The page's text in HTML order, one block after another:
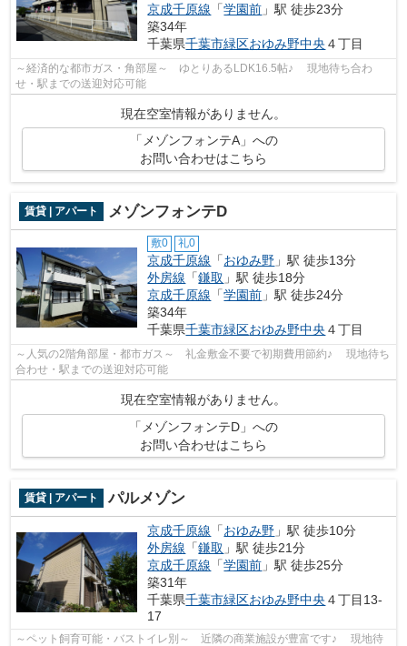
京成千原線 「学園前 」駅 徒歩23分
築34年
千葉県千葉市緑区おゆみ野中央 ４丁目
～経済的な都市ガス・角部屋～ ゆとりあるLDK16.5帖♪ 現地待ち合わ
せ・駅までの送迎対応可能
現在空室情報がありません。
「メゾンフォンテA」への
お問い合わせはこちら
賃貸 | アパート メゾンフォンテD
敷0 礼0
京成千原線 「おゆみ野 」駅 徒歩13分
外房線 「鎌取 」駅 徒歩18分
京成千原線 「学園前 」駅 徒歩24分
築34年
千葉県千葉市緑区おゆみ野中央 ４丁目
～人気の2階角部屋・都市ガス～ 礼金敷金不要で初期費用節約♪ 現地待ち
合わせ・駅までの送迎対応可能
現在空室情報がありません。
「メゾンフォンテD」への
お問い合わせはこちら
賃貸 | アパート パルメゾン
京成千原線 「おゆみ野 」駅 徒歩10分
外房線 「鎌取 」駅 徒歩21分
京成千原線 「学園前 」駅 徒歩25分
築31年
千葉県千葉市緑区おゆみ野中央 ４丁目13-
17
～ペット飼育可能・バストイレ別～ 近隣の商業施設が豊富です♪ 現地待